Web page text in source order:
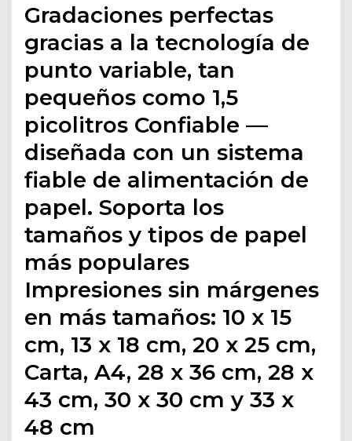
Gradaciones perfectas
gracias a la tecnología de
punto variable, tan
pequeños como 1,5
picolitros Confiable —
diseñada con un sistema
fiable de alimentación de
papel. Soporta los
tamaños y tipos de papel
más populares
Impresiones sin márgenes
en más tamaños: 10 x 15
cm, 13 x 18 cm, 20 x 25 cm,
Carta, A4, 28 x 36 cm, 28 x
43 cm, 30 x 30 cm y 33 x
48 cm